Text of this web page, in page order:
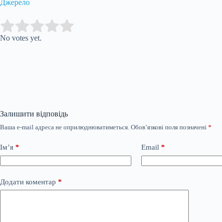
Джерело
Rate this item:
No votes yet.
Залишити відповідь
Ваша e-mail адреса не оприлюднюватиметься. Обов’язкові поля позначені *
Ім’я * Email *
Додати коментар *